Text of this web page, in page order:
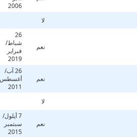
2006
نعم
26
شباط/
فبراير
2019
نعم
26 آب/
أغسطس
2011
نعم
7 أيلول/
سبتمبر
2015